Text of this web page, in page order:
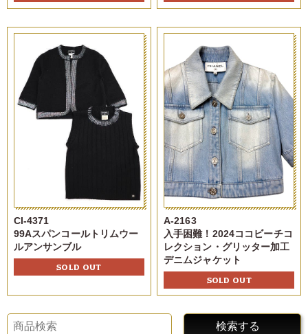
CI-4371
99Aスパンコールトリムウー
ルアンサンブル
SOLD OUT
A-2163
入手困難！2024ココビーチコ
レクション・グリッター加工
デニムジャケット
SOLD OUT
検索する